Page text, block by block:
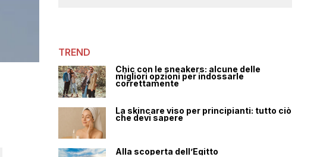
TREND
Chic con le sneakers: alcune delle
migliori opzioni per indossarle
correttamente
La skincare viso per principianti: tutto ciò
che devi sapere
Alla scoperta dell’Egitto